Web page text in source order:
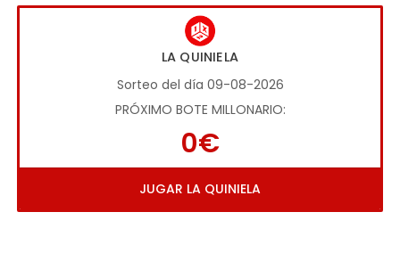
LA QUINIELA
Sorteo del día 09-08-2026
PRÓXIMO BOTE MILLONARIO:
0€
JUGAR LA QUINIELA